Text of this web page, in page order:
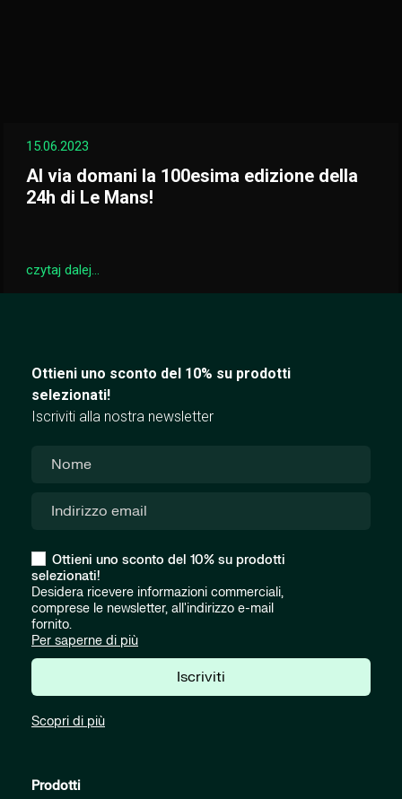
15.06.2023
Al via domani la 100esima edizione della
24h di Le Mans!
czytaj dalej...
Ottieni uno sconto del 10% su prodotti
selezionati!
Iscriviti alla nostra newsletter
Ottieni uno sconto del 10% su prodotti
selezionati!
Desidera ricevere informazioni commerciali,
comprese le newsletter, all'indirizzo e-mail
fornito.
Per saperne di più
Iscriviti
Scopri di più
Prodotti